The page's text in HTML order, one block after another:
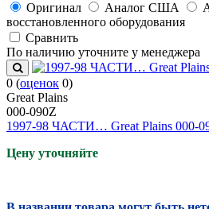
Оригинал
Аналог США
восстановленного оборудования
Cравнить
По наличию уточните у менеджера
0 (оценок 0)
Great Plains
000-090Z
1997-98 ЧАСТИ… Great Plains 000-
Цену уточняйте